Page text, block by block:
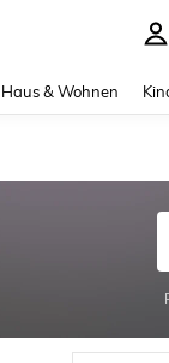
Haus & Wohnen